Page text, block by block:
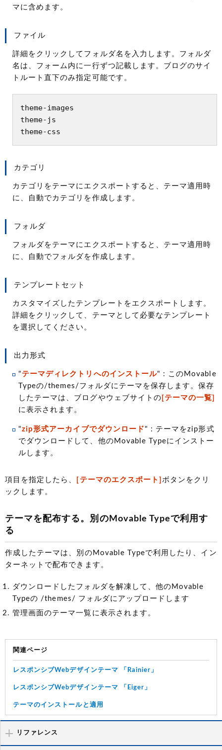
マに含めます。
ファイル
詳細をクリックしてフォルダ名を入力します。フォルダ
名は、フォーム内に一行ずつ記載します。ブログのサイ
トルート直下のみ指定可能です。
theme-images
theme-js
カテゴリ
カテゴリをテーマにエクスポートすると、テーマ適用時
に、自動でカテゴリを作成します。
フォルダ
フォルダをテーマにエクスポートすると、テーマ適用時
に、自動でフォルダを作成します。
テンプレートセット
カスタマイズしたテンプレートをエクスポートします。
詳細をクリックして、テーマとして必要なテンプレート
を選択してください。
出力形式
" テーマディレクトリへのインストール" : このMovable
Typeの/themes/フォルダにテーマを保存します。保存
したテーマは、ブログやウェブサイトの [テーマの一覧]
に表示されます。
"zip形式アーカイブでダウンロード " : テーマをzip形式
でダウンロードして、他のMovable Typeにインストー
ルします。
項目を指定したら、 [テーマのエクスポート]ボタンをクリ
ックします。
テーマを配布する。別のMovable Typeで利用す
る
作成したテーマは、別のMovable Typeで利用したり、イン
ターネットで配布できます。
ダウンロードしたフォルダを解凍して、他のMovable
Typeの /themes/ フォルダにアップロードします
管理画面のテーマ一覧に表示されます。
関連ページ
レスポンシブWebデザインテーマ 「Rainier」
レスポンシブWebデザインテーマ 「Eiger」
テーマのインストールと適用
リファレンス